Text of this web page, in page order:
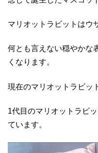
マリオットラビットはウ
何とも言えない穏やかな
くなります。
現在のマリオットラビッ
1代目のマリオットラビ
ています。